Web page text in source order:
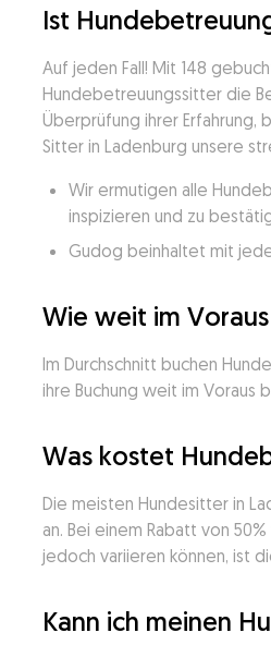
Ist
Auf jeden Fall! Mit 148
Hundebetreuungssitter die
Überprüfung ihrer Erfahrung,
Sitter in Ladenburg unsere
Wir ermutigen alle
inspizieren und zu
Gudog beinhaltet mit
Wie weit im
Im Durchschnitt buchen
ihre Buchung weit im Voraus
Was kostet
Die meisten Hundesitter in
an. Bei einem Rabatt von
jedoch variieren können, ist
Kann ich meinen